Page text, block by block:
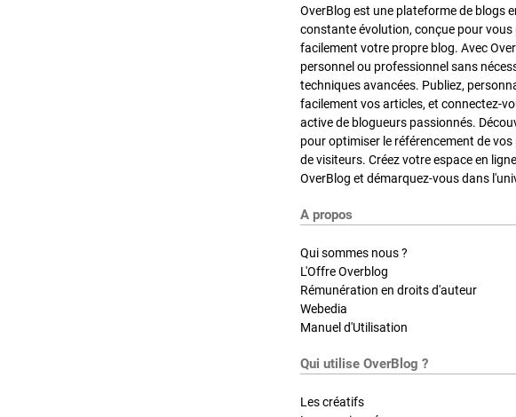
OverBlog est une plateforme de blogs
constante évolution, conçue pour vous
facilement votre propre blog. Avec
personnel ou professionnel sans
techniques avancées. Publiez,
facilement vos articles, et connectez-
active de blogueurs passionnés.
pour optimiser le référencement de
de visiteurs. Créez votre espace en
OverBlog et démarquez-vous dans
A propos
Qui sommes nous ?
L'Offre Overblog
Rémunération en droits d'auteur
Webedia
Manuel d'Utilisation
Qui utilise OverBlog ?
Les créatifs